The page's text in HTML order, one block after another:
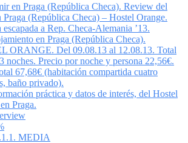
en Praga (República Checa). Review del
Praga (República Checa) – Hostel Orange.
a Rep. Checa-Alemania ’13.
en Praga (República Checa).
ORANGE. Del 09.08.13 al 12.08.13. Total
noches. Precio por noche y persona 22,56€.
67,68€ (habitación compartida cuatro
baño privado).
práctica y datos de interés, del Hostel
Praga.
MEDIA